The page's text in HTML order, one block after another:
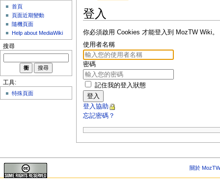
登入
你必須啟用 Cookies 才能登入到 MozTW Wiki。
使用者名稱
密碼
記住我的登入狀態
登入
登入協助
忘記密碼？
首頁
頁面近期變動
隨機頁面
Help about MediaWiki
搜尋
工具:
特殊頁面
關於